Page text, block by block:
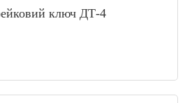
ключ ДТ-4